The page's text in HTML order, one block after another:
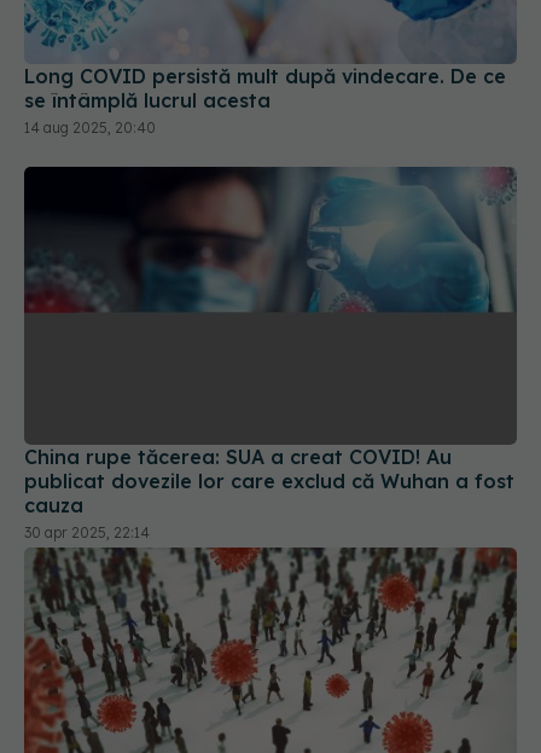
Long COVID persistă mult după vindecare. De ce
se întâmplă lucrul acesta
14 aug 2025, 20:40
China rupe tăcerea: SUA a creat COVID! Au
publicat dovezile lor care exclud că Wuhan a fost
cauza
30 apr 2025, 22:14